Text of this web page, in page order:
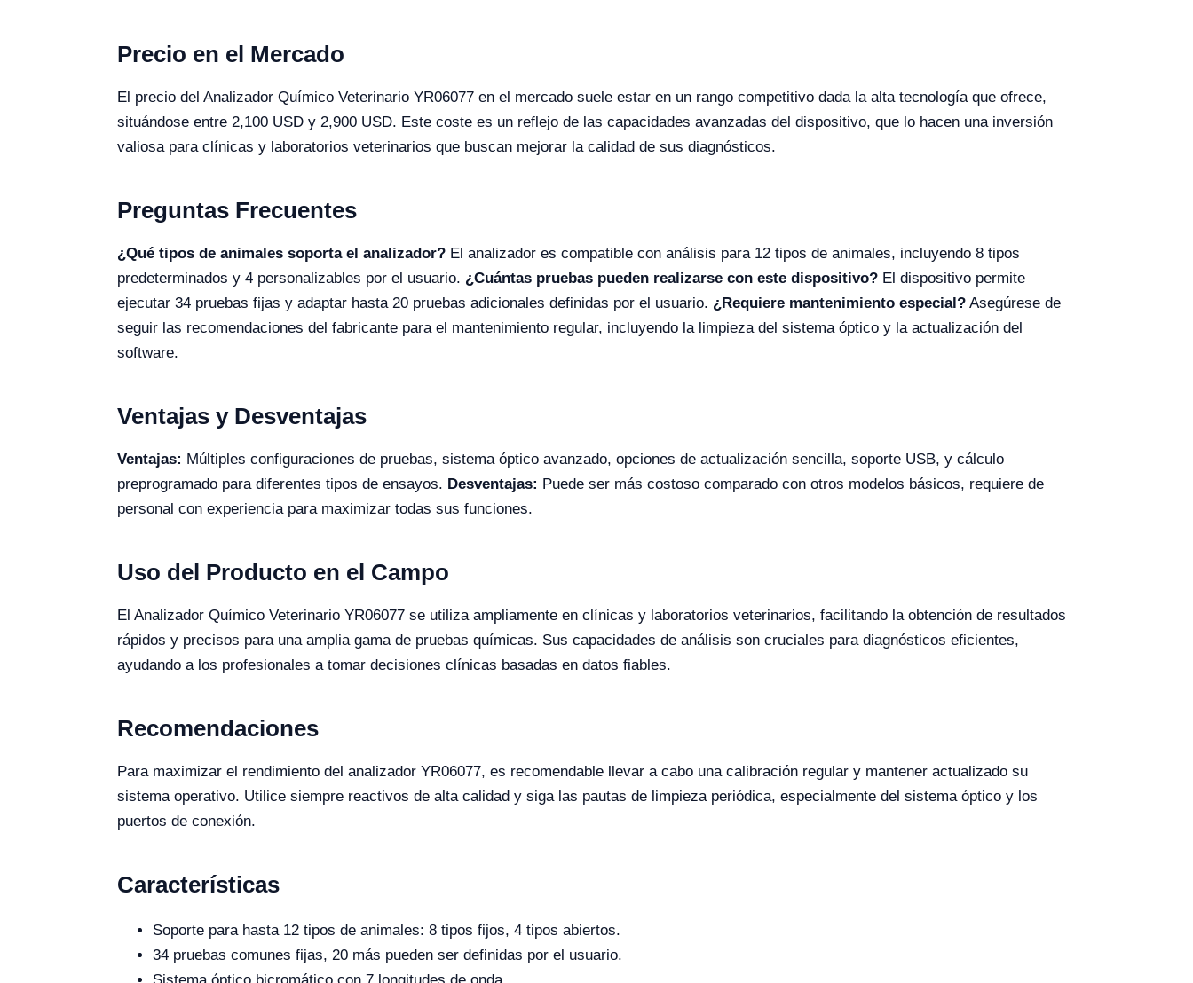
Precio en el Mercado
El precio del Analizador Químico Veterinario YR06077 en el mercado suele estar en un rango competitivo dada la alta tecnología que ofrece,
situándose entre 2,100 USD y 2,900 USD. Este coste es un reflejo de las capacidades avanzadas del dispositivo, que lo hacen una inversión
valiosa para clínicas y laboratorios veterinarios que buscan mejorar la calidad de sus diagnósticos.
Preguntas Frecuentes
¿Qué tipos de animales soporta el analizador? El analizador es compatible con análisis para 12 tipos de animales, incluyendo 8 tipos
predeterminados y 4 personalizables por el usuario. ¿Cuántas pruebas pueden realizarse con este dispositivo? El dispositivo permite
ejecutar 34 pruebas fijas y adaptar hasta 20 pruebas adicionales definidas por el usuario. ¿Requiere mantenimiento especial? Asegúrese de
seguir las recomendaciones del fabricante para el mantenimiento regular, incluyendo la limpieza del sistema óptico y la actualización del
software.
Ventajas y Desventajas
Ventajas: Múltiples configuraciones de pruebas, sistema óptico avanzado, opciones de actualización sencilla, soporte USB, y cálculo
preprogramado para diferentes tipos de ensayos. Desventajas: Puede ser más costoso comparado con otros modelos básicos, requiere de
personal con experiencia para maximizar todas sus funciones.
Uso del Producto en el Campo
El Analizador Químico Veterinario YR06077 se utiliza ampliamente en clínicas y laboratorios veterinarios, facilitando la obtención de resultados
rápidos y precisos para una amplia gama de pruebas químicas. Sus capacidades de análisis son cruciales para diagnósticos eficientes,
ayudando a los profesionales a tomar decisiones clínicas basadas en datos fiables.
Recomendaciones
Para maximizar el rendimiento del analizador YR06077, es recomendable llevar a cabo una calibración regular y mantener actualizado su
sistema operativo. Utilice siempre reactivos de alta calidad y siga las pautas de limpieza periódica, especialmente del sistema óptico y los
puertos de conexión.
Características
Soporte para hasta 12 tipos de animales: 8 tipos fijos, 4 tipos abiertos.
34 pruebas comunes fijas, 20 más pueden ser definidas por el usuario.